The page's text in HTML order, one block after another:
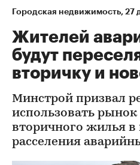
Городская недвижимость⁠, 27
Жителей
будут
вторичку и
Минстрой призвал
использовать
вторичного жилья в
расселения